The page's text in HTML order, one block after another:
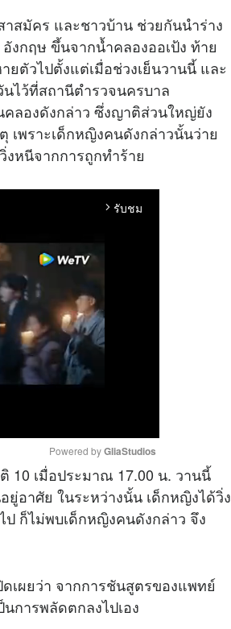
สมัคร และชาวบ้าน ช่วยกันนำร่าง
งกฤษ ขึ้นจากน้ำคลองออเป้ง ท้าย
ตัวไปตั้งแต่เมื่อช่วงเย็นวานนี้ และ
ไว้ที่สถานีตำรวจนครบาล
คลองดังกล่าว ซึ่งญาติส่วนใหญ่ยัง
เพราะเด็กหญิงคนดังกล่าวนั้นว่าย
งหนีจากการถูกทำร้าย
arrow_forward_ios รับชม
M
u
Powered by GliaStudios
10 เมื่อประมาณ 17.00 น. วานนี้
อาศัย ในระหว่างนั้น เด็กหญิงได้วิ่ง
ก็ไม่พบเด็กหญิงคนดังกล่าว จึง
เผยว่า จากการชันสูตรของแพทย์
การพลัดตกลงไปเอง